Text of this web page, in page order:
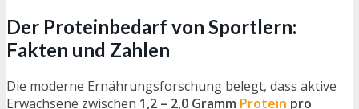
Der Proteinbedarf von Sportlern:
Fakten und Zahlen
Die moderne Ernährungsforschung belegt, dass aktive
Erwachsene zwischen 1,2 – 2,0 Gramm Protein pro